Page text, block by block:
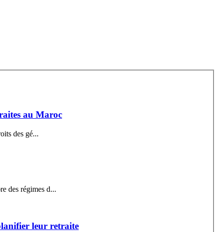
au Maroc
des gé...
des régimes d...
leur retraite